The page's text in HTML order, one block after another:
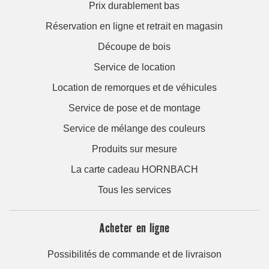
Prix durablement bas
Réservation en ligne et retrait en magasin
Découpe de bois
Service de location
Location de remorques et de véhicules
Service de pose et de montage
Service de mélange des couleurs
Produits sur mesure
La carte cadeau HORNBACH
Tous les services
Acheter en ligne
Possibilités de commande et de livraison